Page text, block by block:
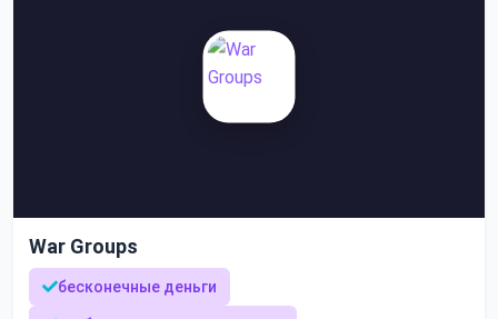
War Groups
бесконечные деньги